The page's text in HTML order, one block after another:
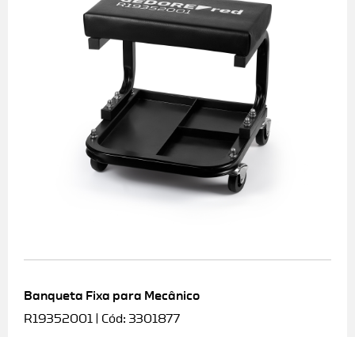
Banqueta Fixa para Mecânico
R19352001 | Cód: 3301877